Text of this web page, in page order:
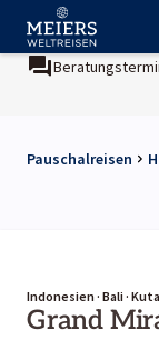
Beratungstermin
Pauschalreisen
Indonesien · Bali ·
Grand